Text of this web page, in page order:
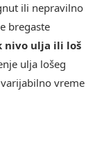
ili nepravilno
bregaste
nivo ulja ili loš
ulja lošeg
vreme